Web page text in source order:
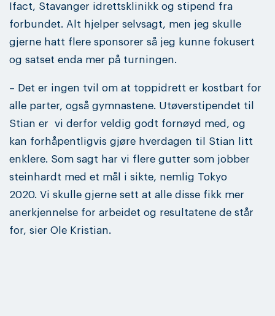
Ifact, Stavanger idrettsklinikk og stipend fra
forbundet. Alt hjelper selvsagt, men jeg skulle
gjerne hatt flere sponsorer så jeg kunne fokusert
og satset enda mer på turningen.
– Det er ingen tvil om at toppidrett er kostbart for
alle parter, også gymnastene. Utøverstipendet til
Stian er vi derfor veldig godt fornøyd med, og
kan forhåpentligvis gjøre hverdagen til Stian litt
enklere. Som sagt har vi flere gutter som jobber
steinhardt med et mål i sikte, nemlig Tokyo
2020. Vi skulle gjerne sett at alle disse fikk mer
anerkjennelse for arbeidet og resultatene de står
for, sier Ole Kristian.